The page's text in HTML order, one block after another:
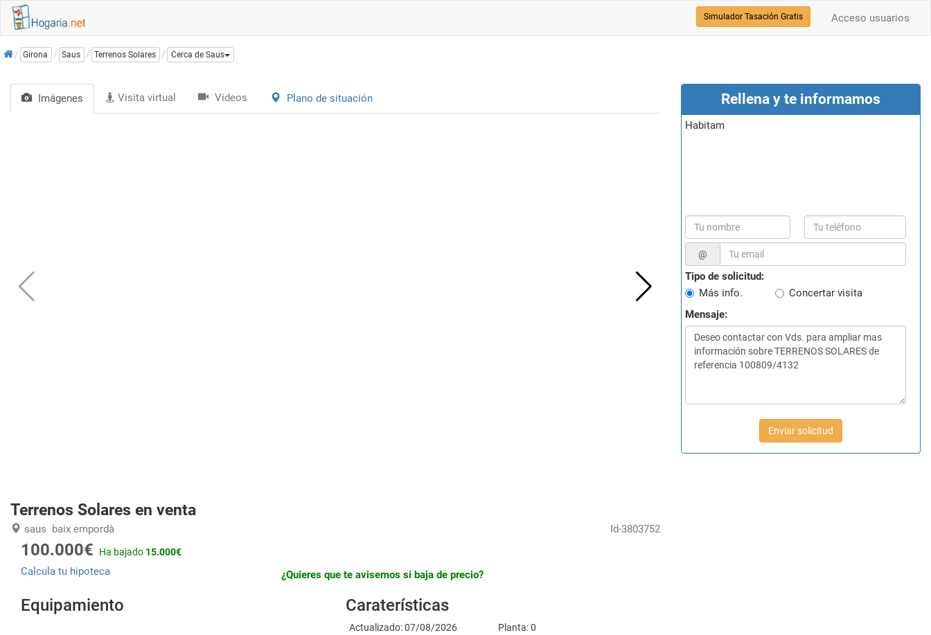
Acceso usuarios
Simulador Tasación Gratis
InicioGirona Saus Terrenos Solares Cerca de Saus
Imágenes Visita virtual Videos Plano de situación
Terrenos Solares en venta
saus baix empordà Id-3803752
100.000€ Ha bajado 15.000€
Calcula tu hipoteca ¿Quieres que te avisemos si baja de precio?
Equipamiento Caraterísticas
Actualizado: 07/08/2026 Planta: 0
Rellena y te informamos
Habitam
@
Tipo de solicitud:
Más info.
Concertar visita
Mensaje:
Enviar solicitud